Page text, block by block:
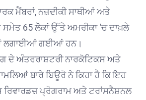
ਮੈਂਬਰਾਂ, ਨਜ਼ਦੀਕੀ ਸਾਥੀਆਂ ਅਤੇ
ਸਮੇਤ 65 ਲੋਕਾਂ ਉੱਤੇ ਅਮਰੀਕਾ ‘ਚ ਦਾਖ਼ਲੇ
ਲਗਾਈਆਂ ਗਈਆਂ ਹਨ।
ਦੇ ਅੰਤਰਰਾਸ਼ਟਰੀ ਨਾਰਕੋਟਿਕਸ ਅਤੇ
ਬਾਰੇ ਬਿਊਰੋ ਨੇ ਕਿਹਾ ਹੈ ਕਿ ਇਹ
ਰਿਵਾਰਡਜ਼ ਪ੍ਰੋਗਰਾਮ ਅਤੇ ਟਰਾਂਸਨੈਸ਼ਨਲ